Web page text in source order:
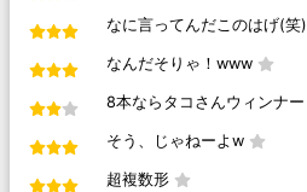
なに言ってんだこのはげ(笑)
なんだそりゃ！www
8本ならタコさんウィンナー
そう、じゃねーよw
超複数形